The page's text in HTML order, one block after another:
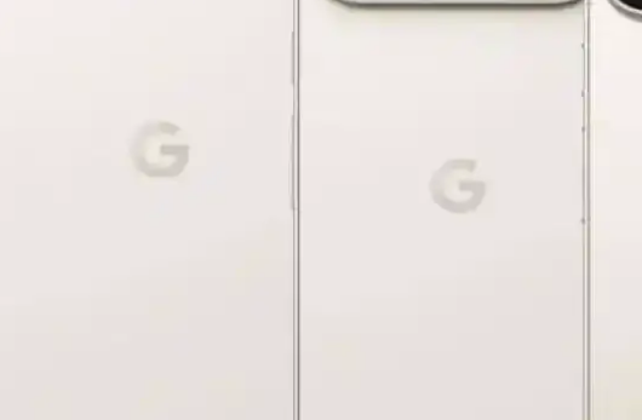
öne çıkan yüksek performanslı akıllı telefon. Uzun pil ömrü ve
İçin Temel Rehber ve Teknik Bilgiler
odaklama ve kompozisyon kuralları hakkında temel bilgiler sunan kapsamlı bir
Kameralarla Teknik Karşılaştırması
yenilikler, akıllı telefon kameralarının profesyonel ekipmanlarla